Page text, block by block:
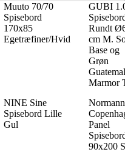
Muuto 70/70
Spisebord
170x85
Egetræfiner/Hvid
GUBI
Rundt
cm M.
Base og
Grøn
Marmor
NINE Sine
Spisebord Lille
Gul
Normann
Panel
90x200